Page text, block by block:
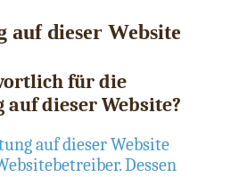
auf dieser Website
für die
auf dieser Website?
auf dieser Website
Dessen